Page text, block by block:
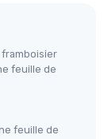
feuille de
feuille de